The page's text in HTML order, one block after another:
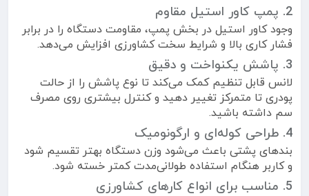
2. پمپ کاور استیل مقاوم
وجود کاور استیل در بخش پمپ، مقاومت دستگاه را در برابر
فشار کاری بالا و شرایط سخت کشاورزی افزایش می‌دهد.
3. پاشش یکنواخت و دقیق
لانس قابل تنظیم کمک می‌کند تا نوع پاشش را از حالت
پودری تا متمرکز تغییر دهید و کنترل بیشتری روی مصرف
سم داشته باشید.
4. طراحی کوله‌ای و ارگونومیک
بندهای پشتی باعث می‌شود وزن دستگاه بهتر تقسیم شود
و کاربر هنگام استفاده طولانی‌مدت کمتر خسته شود.
5. مناسب برای انواع کارهای کشاورزی